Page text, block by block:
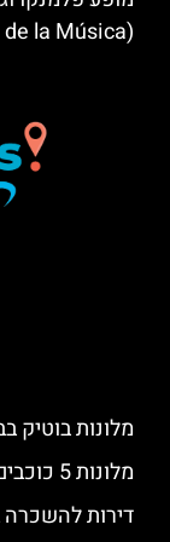
(Palau de la Música)
מלונות בוטיק
מלונות 5 כוכבים בברצלונה – בתי מלון יוקרתיים
דירות להשכרה